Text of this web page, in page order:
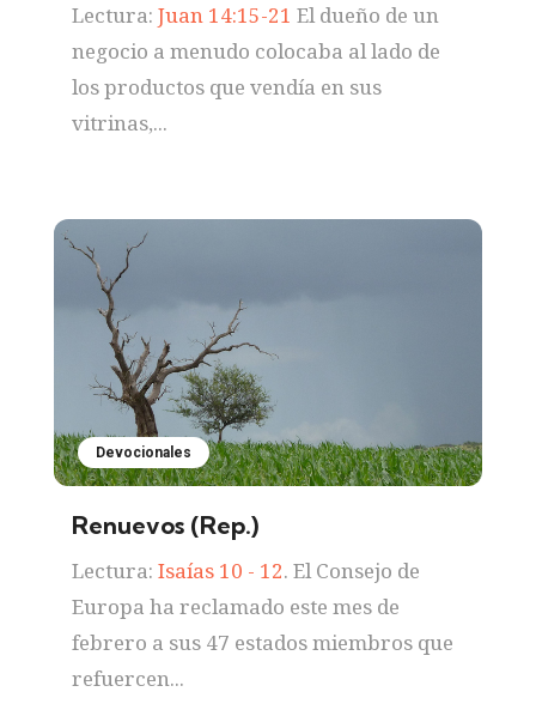
Lectura: Juan 14:15-21 El dueño de un
negocio a menudo colocaba al lado de
los productos que vendía en sus
vitrinas,...
Devocionales
Renuevos (Rep.)
Lectura: Isaías 10 - 12. El Consejo de
Europa ha reclamado este mes de
febrero a sus 47 estados miembros que
refuercen...